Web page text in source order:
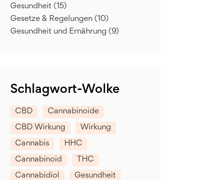
Gesundheit (15)
Gesetze & Regelungen (10)
Gesundheit und Ernährung (9)
Schlagwort-Wolke
CBD Cannabinoide
CBD Wirkung Wirkung
Cannabis HHC
Cannabinoid THC
Cannabidiol Gesundheit